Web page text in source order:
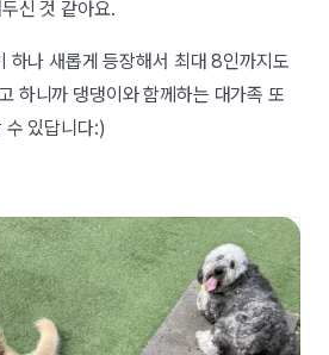
신 것 같아요.
하나 새롭게 등장해서 최대 8인까지도
하니까 댕댕이와 함께하는 대가족 또
수 있답니다:)